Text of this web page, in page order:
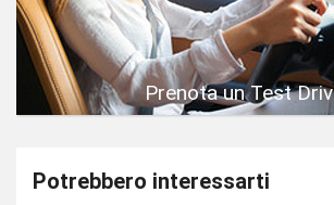
Prenota un Test
Potrebbero interessarti